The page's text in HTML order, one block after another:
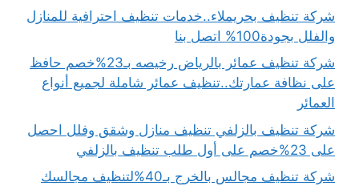
شركة تنظيف بحريملاء..خدمات تنظيف احترافية للمنازل
والفلل بجودة100% اتصل بنا
شركة تنظيف عمائر بالرياض رخيصه بـ23%خصم حافظ
على نظافة عمارتك..تنظيف عمائر شاملة لجميع أنواع
العمائر
شركة تنظيف بالزلفي تنظيف منازل وشقق وفلل احصل
على 23%خصم على أول طلب تنظيف بالزلفي
شركة تنظيف مجالس بالخرج بـ40%لتنظيف مجالسك